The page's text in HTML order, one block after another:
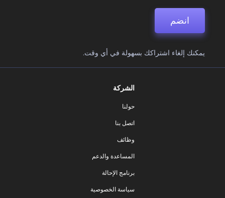
انضم
يمكنك إلغاء اشتراكك بسهولة في أي وقت.
الشركة
حولنا
اتصل بنا
وظائف
المساعدة والدعم
برنامج الإحالة
سياسة الخصوصية